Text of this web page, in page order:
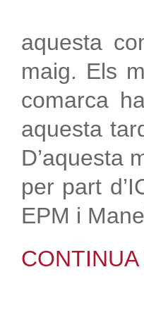
aquesta
maig. Els
comarca
aquesta
D’aquesta
per part
EPM i